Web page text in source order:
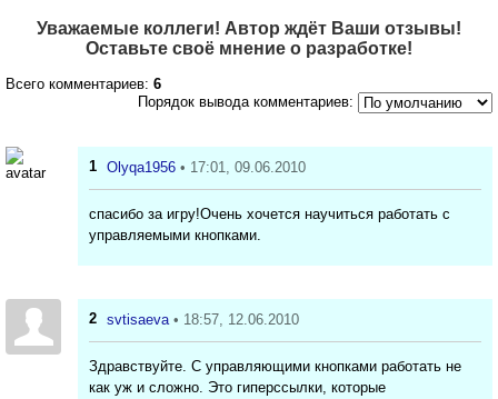
Уважаемые коллеги! Автор ждёт Ваши отзывы!
Оставьте своё мнение о разработке!
Всего комментариев: 6
Порядок вывода комментариев:
1 Olyqa1956 • 17:01, 09.06.2010
спасибо за игру!Очень хочется научиться работать с
управляемыми кнопками.
2 svtisaeva • 18:57, 12.06.2010
Здравствуйте. С управляющими кнопками работать не
как уж и сложно. Это гиперссылки, которые